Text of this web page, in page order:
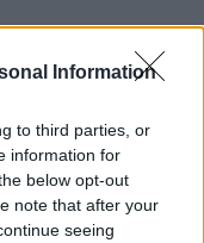
Information
to third parties, or
information for
below opt-out
note that after your
seeing
ΕΠΌΜΕΝΟ
ο
της